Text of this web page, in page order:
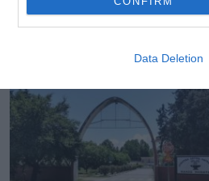
Data Deletion
50χρονη έξω από τον Λα...